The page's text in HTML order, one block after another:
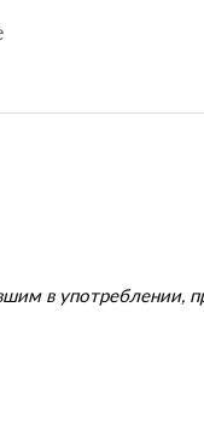
в употреблении,